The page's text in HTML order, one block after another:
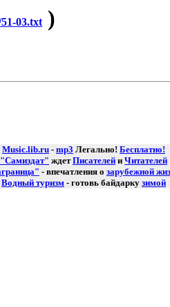
03.txt )
Music.lib.ru - mp3 Легально! Бесплатно!
"Самиздат" ждетПисателей и Читателей
- впечатления о зарубежной
Водный туризм - готовь байдарку зимой